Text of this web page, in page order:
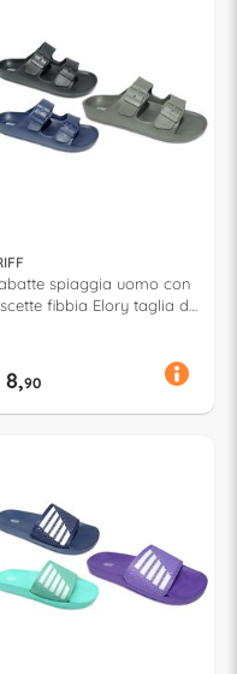
spiaggia uomo con
fibbia Elory taglia da
8,90